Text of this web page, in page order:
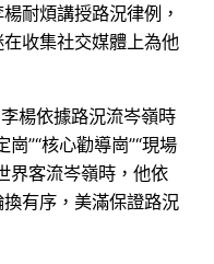
耐煩講授路況律例，
收集社交媒體上為他
楊依據路況流岑嶺時
”“核心勸導崗”“現場
界客流岑嶺時，他依
有序，美滿保證路況